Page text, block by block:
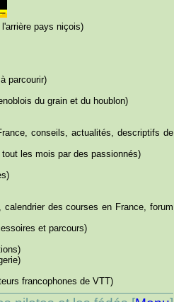
pays niçois)
parcourir)
du grain et du houblon)
conseils, actualités, descriptifs de
les mois par des passionnés)
des courses en France, forum
et parcours)
francophones de VTT)